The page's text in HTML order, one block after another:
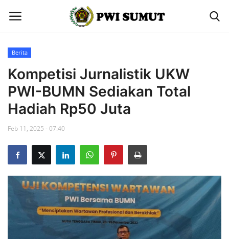
Home
Berita
Gallery
Berita
Kompetisi Jurnalistik UKW
PWI-BUMN Sediakan Total
Hadiah Rp50 Juta
Feb 11, 2025 - 07:40